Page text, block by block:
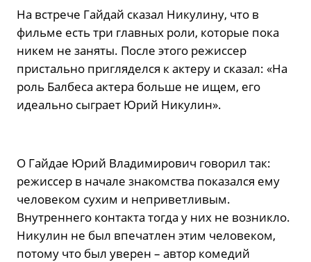
На встрече Гайдай сказал Никулину, что в
фильме есть три главных роли, которые пока
никем не заняты. После этого режиссер
пристально пригляделся к актеру и сказал: «На
роль Балбеса актера больше не ищем, его
идеально сыграет Юрий Никулин».
О Гайдае Юрий Владимирович говорил так:
режиссер в начале знакомства показался ему
человеком сухим и неприветливым.
Внутреннего контакта тогда у них не возникло.
Никулин не был впечатлен этим человеком,
потому что был уверен – автор комедий